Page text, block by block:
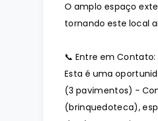
O amplo espaço
tornando este local
📞 Entre em Contato:
Esta é uma
(3 pavimentos) -
(brinquedoteca),